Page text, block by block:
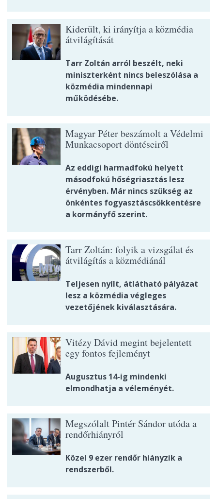
Kiderült, ki irányítja a közmédia
átvilágítását
Tarr Zoltán arról beszélt, neki
miniszterként nincs beleszólása a
közmédia mindennapi
működésébe.
Magyar Péter beszámolt a Védelmi
Munkacsoport döntéseiről
Az eddigi harmadfokú helyett
másodfokú hőségriasztás lesz
érvényben. Már nincs szükség az
önkéntes fogyasztáscsökkentésre
a kormányfő szerint.
Tarr Zoltán: folyik a vizsgálat és
átvilágítás a közmédiánál
Teljesen nyílt, átlátható pályázat
lesz a közmédia végleges
vezetőjének kiválasztására.
Vitézy Dávid megint bejelentett
egy fontos fejleményt
Augusztus 14-ig mindenki
elmondhatja a véleményét.
Megszólalt Pintér Sándor utóda a
rendőrhiányról
Közel 9 ezer rendőr hiányzik a
rendszerből.